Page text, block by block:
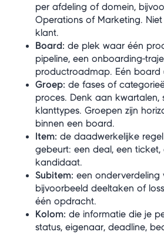
per afdeling of domein,
Operations of Marketing.
klant.
Board: de plek waar één
pipeline, een onboarding-
productroadmap. Eén board
Groep: de fases of
proces. Denk aan kwartalen,
klanttypes. Groepen zijn
binnen een board.
Item: de daadwerkelijke
gebeurt: een deal, een ticket,
kandidaat.
Subitem: een onderverdeling
bijvoorbeeld deeltaken of
één opdracht.
Kolom: de informatie die je
status, eigenaar, deadline,